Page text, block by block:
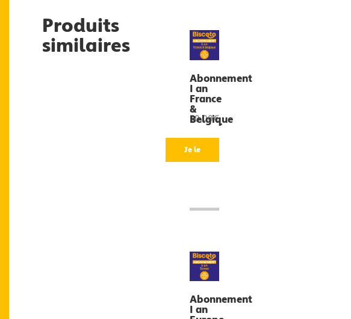
Produits
similaires
Abonnement
1 an
France
&
Belgique
50,00€
Je le
Abonnement
1 an